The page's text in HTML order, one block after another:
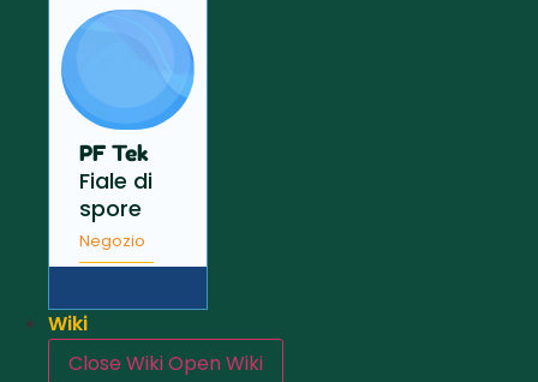
PF Tek
Fiale di
spore
Negozio
Wiki
Close WikiOpen Wiki